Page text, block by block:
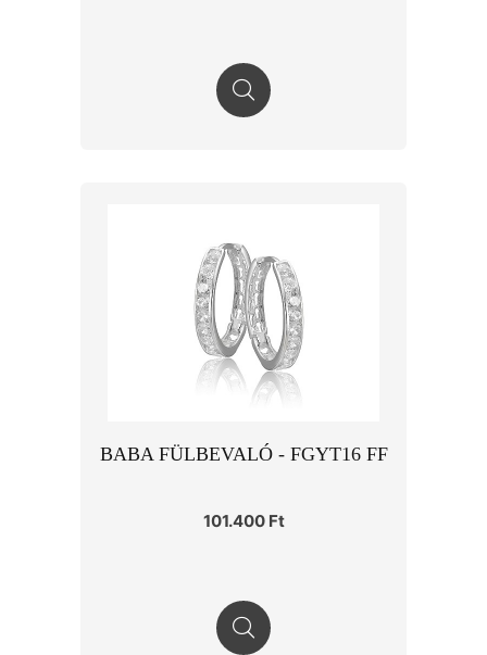
BABA FÜLBEVALÓ - FGYT16 FF
101.400 Ft